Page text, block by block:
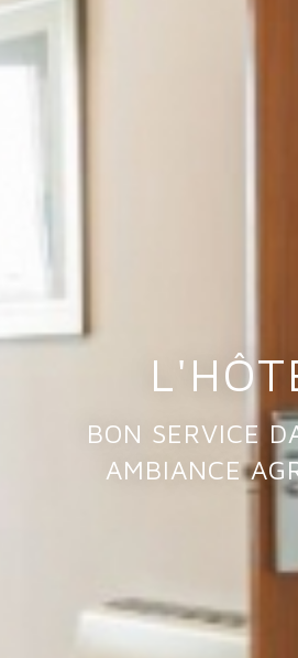
BON SERVICE
AMBIANCE